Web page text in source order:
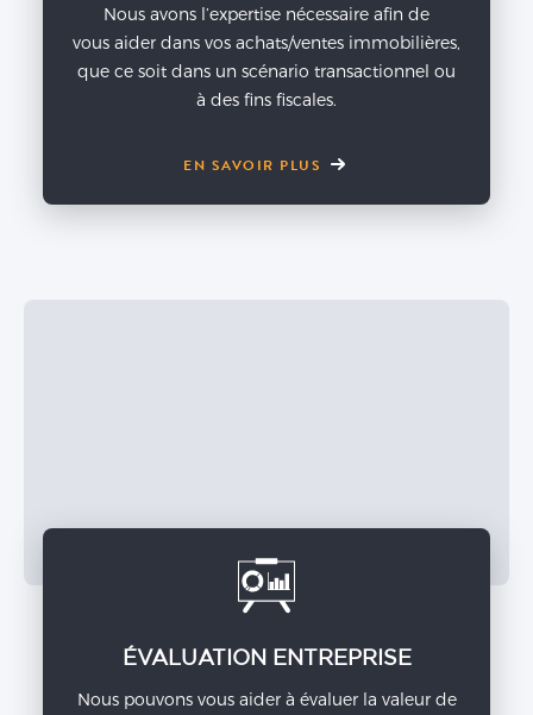
Nous avons l’expertise nécessaire afin de
vous aider dans vos achats/ventes immobilières,
que ce soit dans un scénario transactionnel ou
à des fins fiscales.
EN SAVOIR PLUS
ÉVALUATION ENTREPRISE
Nous pouvons vous aider à évaluer la valeur de